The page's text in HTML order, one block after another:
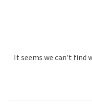
It seems we can't find